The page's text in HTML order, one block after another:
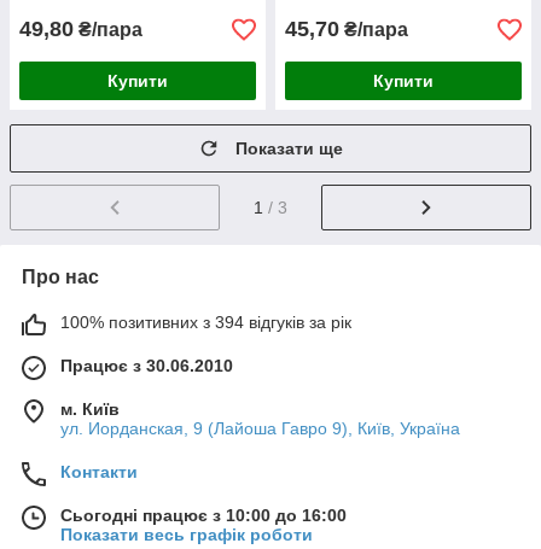
49,80 ₴/пара
Купити
45,70 ₴/пара
Купити
Показати ще
1 / 3
Про нас
100% позитивних з 394 відгуків за рік
Працює з 30.06.2010
м. Київ
ул. Иорданская, 9 (Лайоша Гавро 9), Київ, Україна
Контакти
Сьогодні працює з 10:00 до 16:00
Показати весь графік роботи